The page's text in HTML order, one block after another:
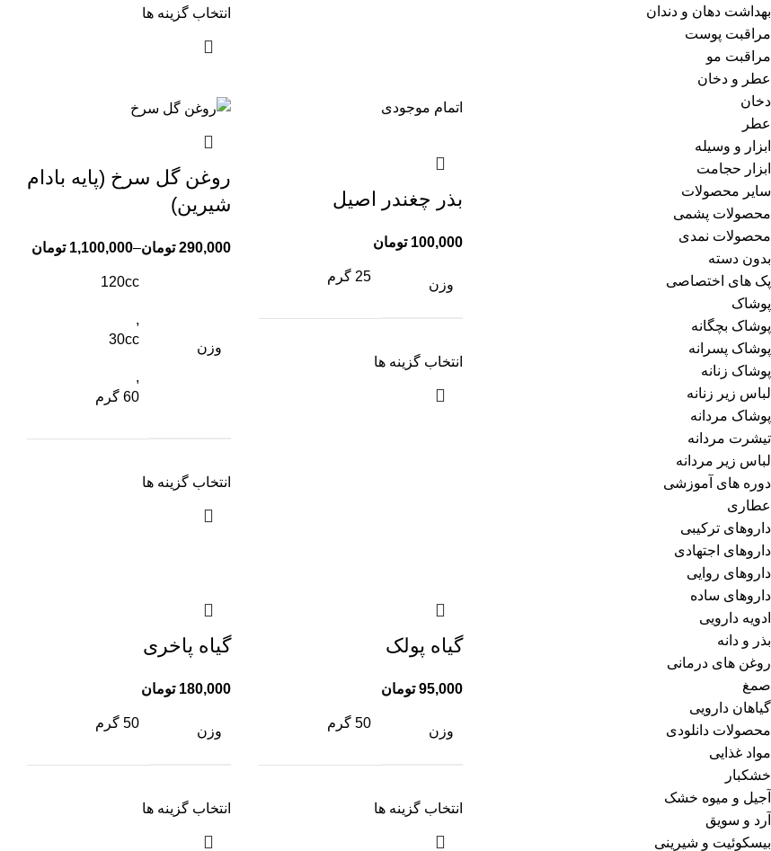
بهداشت دهان و دندان
مراقبت پوست
مراقبت مو
عطر و دخان
دخان
عطر
ابزار و وسیله
ابزار حجامت
سایر محصولات
محصولات پشمی
محصولات نمدی
بدون دسته
پک های اختصاصی
پوشاک
پوشاک بچگانه
پوشاک پسرانه
پوشاک زنانه
لباس زیر زنانه
پوشاک مردانه
تیشرت مردانه
لباس زیر مردانه
دوره های آموزشی
عطاری
داروهای ترکیبی
داروهای اجتهادی
داروهای روایی
داروهای ساده
ادویه دارویی
بذر و دانه
روغن های درمانی
صمغ
گیاهان دارویی
محصولات دانلودی
مواد غذایی
خشکبار
آجیل و میوه خشک
آرد و سویق
بیسکوئیت و شیرینی
انتخاب گزینه ها
اتمام موجودی
بذر چغندر اصیل
100,000 تومان
وزن
25 گرم
انتخاب گزینه ها
روغن گل سرخ (پایه بادام
شیرین)
290,000 تومان–
1,100,000 تومان
وزن
120cc
,
30cc
,
60 گرم
انتخاب گزینه ها
گیاه پولک
95,000 تومان
وزن
50 گرم
انتخاب گزینه ها
گیاه پاخری
180,000 تومان
وزن
50 گرم
انتخاب گزینه ها